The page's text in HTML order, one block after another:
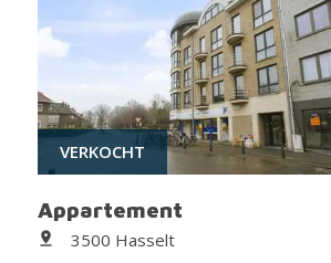
VERKOCHT
Appartement
3500 Hasselt